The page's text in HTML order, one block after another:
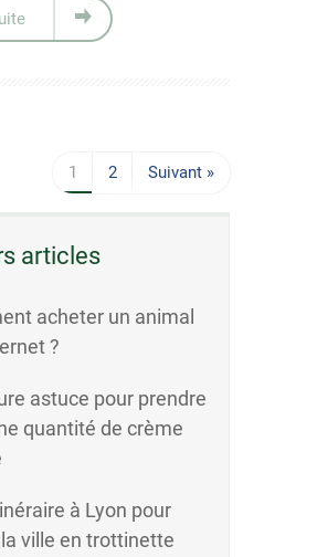
1 2 Suivant »
articles
acheter un animal
?
astuce pour prendre
quantité de crème
à Lyon pour
ville en trottinette